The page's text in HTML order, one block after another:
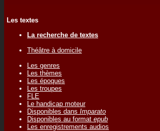
Les textes
La recherche de textes
Théâtre à domicile
Les genres
Les thèmes
Les époques
Les troupes
FLE
Le handicap moteur
Disponibles dans Imparato
Disponibles au format epub
Les enregistrements audios